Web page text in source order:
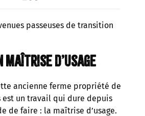
passeuses de transition
d’usage
ancienne ferme propriété de
est un travail qui dure depuis
de faire : la maîtrise d’usage.